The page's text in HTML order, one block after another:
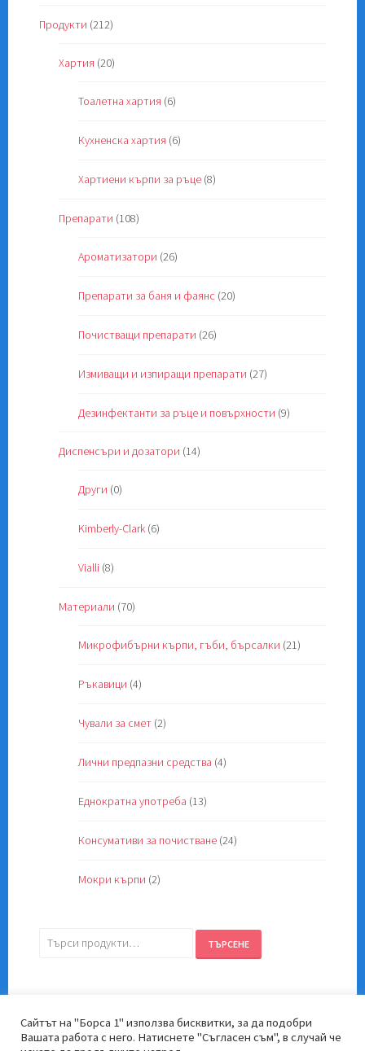
Продукти (212)
Хартия (20)
Тоалетна хартия (6)
Кухненска хартия (6)
Хартиени кърпи за ръце (8)
Препарати (108)
Ароматизатори (26)
Препарати за баня и фаянс (20)
Почистващи препарати (26)
Измиващи и изпиращи препарати (27)
Дезинфектанти за ръце и повърхности (9)
Диспенсъри и дозатори (14)
Други (0)
Kimberly-Clark (6)
Vialli (8)
Материали (70)
Микрофибърни кърпи, гъби, бърсалки (21)
Ръкавици (4)
Чували за смет (2)
Лични предпазни средства (4)
Еднократна употреба (13)
Консумативи за почистване (24)
Мокри кърпи (2)
Търсене
ТЪРСЕНЕ
Сайтът на "Борса 1" използва бисквитки, за да подобри
Вашата работа с него. Натиснете "Съгласен съм", в случай че